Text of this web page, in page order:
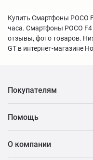
Купить Смартфоны POCO
часа. Смартфоны POCO
отзывы, фото товаров.
GT в интернет-магазине
Покупателям
Помощь
О компании